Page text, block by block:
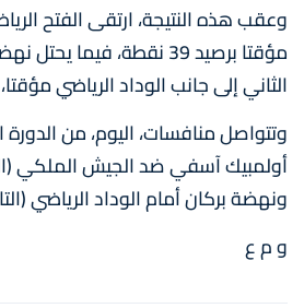
وعقب هذه النتيجة، ارتقى الفتح
مؤقتا برصيد 39 نقطة، فيما
الثاني إلى جانب الوداد الرياضي مؤقتا، بـ 40
أولمبيك آسفي ضد الجيش الملكي
ونهضة بركان أمام الوداد الرياضي
و م ع